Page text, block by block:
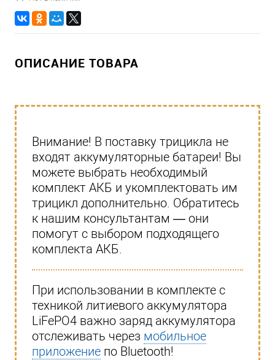
ОПИСАНИЕ ТОВАРА
Внимание! В поставку трицикла не
входят аккумуляторные батареи! Вы
можете выбрать необходимый
комплект АКБ и укомплектовать им
трицикл дополнительно. Обратитесь
к нашим консультантам — они
помогут с выбором подходящего
комплекта АКБ.
При использовании в комплекте с
техникой литиевого аккумулятора
LiFePO4 важно заряд аккумулятора
отслеживать через мобильное
приложение по Bluetooth!